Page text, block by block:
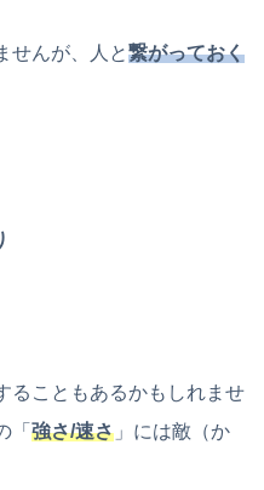
せんが、人と繋がっておく
ることもあるかもしれませ
「 強さ/速さ 」には敵（か